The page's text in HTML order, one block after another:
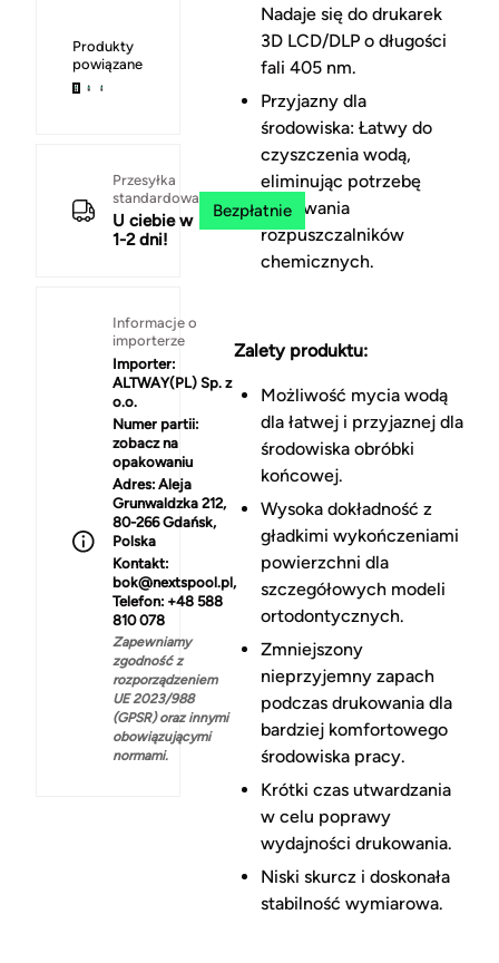
Produkty
powiązane
Przesyłka
standardowa
U ciebie w
1-2 dni!
Bezpłatnie
Informacje o
importerze
Importer:
ALTWAY(PL) Sp. z
o.o.
Numer partii:
zobacz na
opakowaniu
Adres: Aleja
Grunwaldzka 212,
80-266 Gdańsk,
Polska
Kontakt:
bok@nextspool.pl,
Telefon: +48 588
810 078
Zapewniamy
zgodność z
rozporządzeniem
UE 2023/988
(GPSR) oraz innymi
obowiązującymi
normami.
Nadaje się do drukarek
3D LCD/DLP o długości
fali 405 nm.
Przyjazny dla
środowiska: Łatwy do
czyszczenia wodą,
eliminując potrzebę
stosowania
rozpuszczalników
chemicznych.
Zalety produktu:
Możliwość mycia wodą
dla łatwej i przyjaznej dla
środowiska obróbki
końcowej.
Wysoka dokładność z
gładkimi wykończeniami
powierzchni dla
szczegółowych modeli
ortodontycznych.
Zmniejszony
nieprzyjemny zapach
podczas drukowania dla
bardziej komfortowego
środowiska pracy.
Krótki czas utwardzania
w celu poprawy
wydajności drukowania.
Niski skurcz i doskonała
stabilność wymiarowa.